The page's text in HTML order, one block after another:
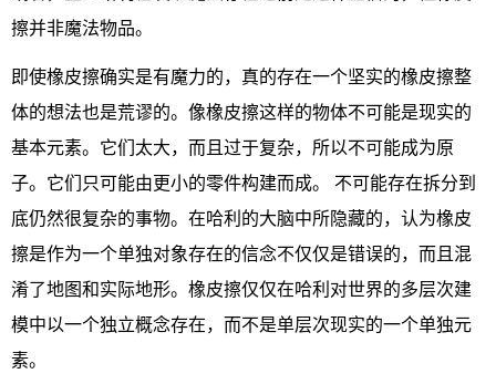
擦并非魔法物品。
即使橡皮擦确实是有魔力的，真的存在一个坚实的橡皮擦整
体的想法也是荒谬的。像橡皮擦这样的物体不可能是现实的
基本元素。它们太大，而且过于复杂，所以不可能成为原
子。它们只可能由更小的零件构建而成。 不可能存在拆分到
底仍然很复杂的事物。在哈利的大脑中所隐藏的，认为橡皮
擦是作为一个单独对象存在的信念不仅仅是错误的，而且混
淆了地图和实际地形。橡皮擦仅仅在哈利对世界的多层次建
模中以一个独立概念存在，而不是单层次现实的一个单独元
素。